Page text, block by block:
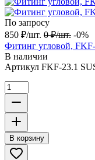
По запросу
850 ₽/шт. 0 ₽/шт. -0%
Фитинг угловой,
В наличии
Артикул FKF-23.1
В корзину